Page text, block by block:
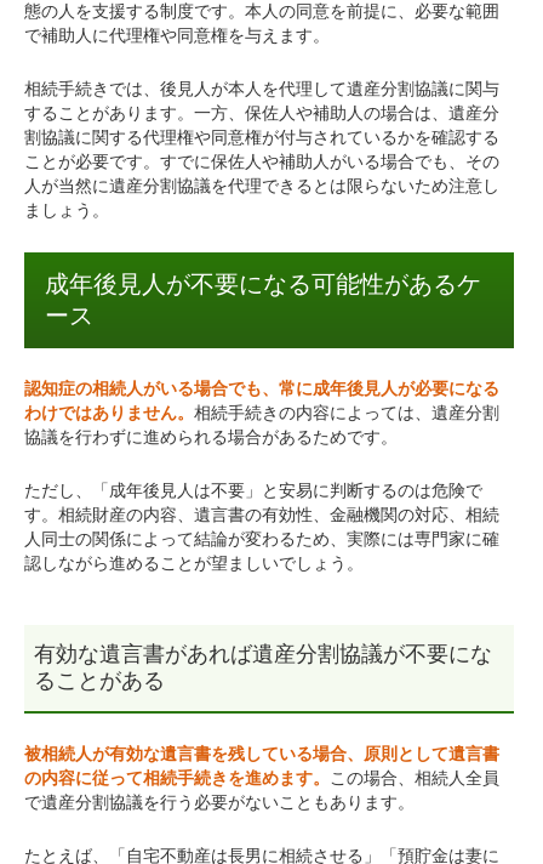
態の人を支援する制度です。本人の同意を前提に、必要な範囲
で補助人に代理権や同意権を与えます。
相続手続きでは、後見人が本人を代理して遺産分割協議に関与
することがあります。一方、保佐人や補助人の場合は、遺産分
割協議に関する代理権や同意権が付与されているかを確認する
ことが必要です。すでに保佐人や補助人がいる場合でも、その
人が当然に遺産分割協議を代理できるとは限らないため注意し
ましょう。
成年後見人が不要になる可能性があるケ
ース
認知症の相続人がいる場合でも、常に成年後見人が必要になる
わけではありません。相続手続きの内容によっては、遺産分割
協議を行わずに進められる場合があるためです。
ただし、「成年後見人は不要」と安易に判断するのは危険で
す。相続財産の内容、遺言書の有効性、金融機関の対応、相続
人同士の関係によって結論が変わるため、実際には専門家に確
認しながら進めることが望ましいでしょう。
有効な遺言書があれば遺産分割協議が不要にな
ることがある
被相続人が有効な遺言書を残している場合、原則として遺言書
の内容に従って相続手続きを進めます。
この場合、相続人全員
で遺産分割協議を行う必要がないこともあります。
たとえば、「自宅不動産は長男に相続させる」「預貯金は妻に